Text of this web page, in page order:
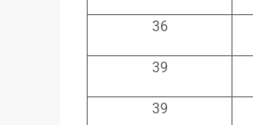
36
39
39